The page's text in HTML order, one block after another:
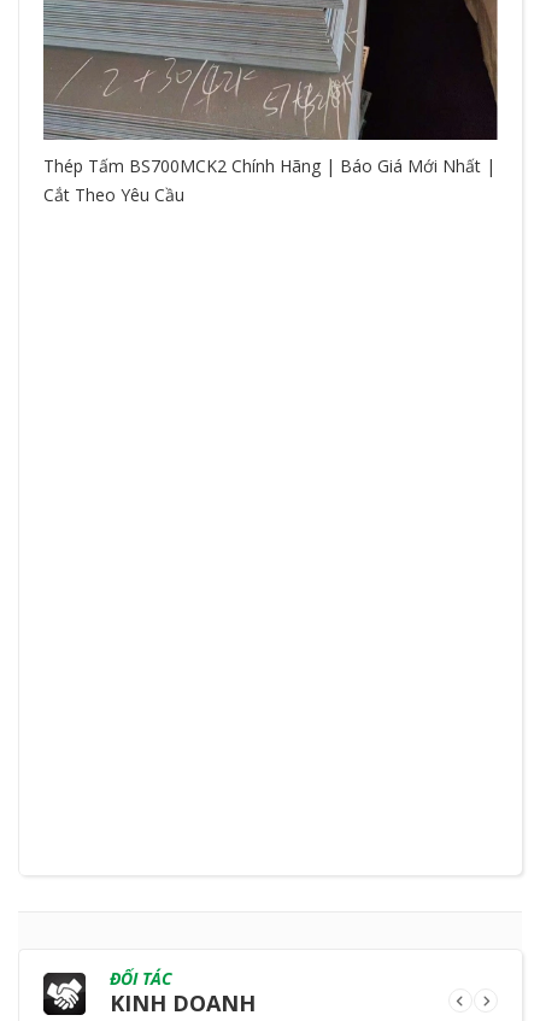
Thép Tấm BS700MCK2 Chính Hãng | Báo Giá Mới Nhất |
Cắt Theo Yêu Cầu
ĐỐI TÁC
KINH DOANH